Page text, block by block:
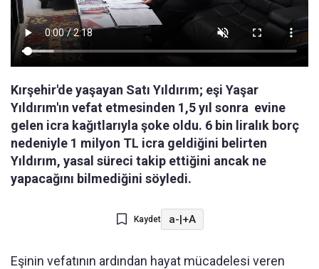
Kırşehir'de yaşayan Satı Yıldırım; eşi Yaşar
Yıldırım'ın vefat etmesinden 1,5 yıl sonra evine
gelen icra kağıtlarıyla şoke oldu. 6 bin liralık borç
nedeniyle 1 milyon TL icra geldiğini belirten
Yıldırım, yasal süreci takip ettiğini ancak ne
yapacağını bilmediğini söyledi.
Kaydet a-|+A
Eşinin vefatının ardından hayat mücadelesi veren